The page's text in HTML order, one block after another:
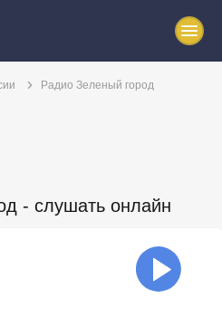
Радио Зеленый город
- слушать онлайн